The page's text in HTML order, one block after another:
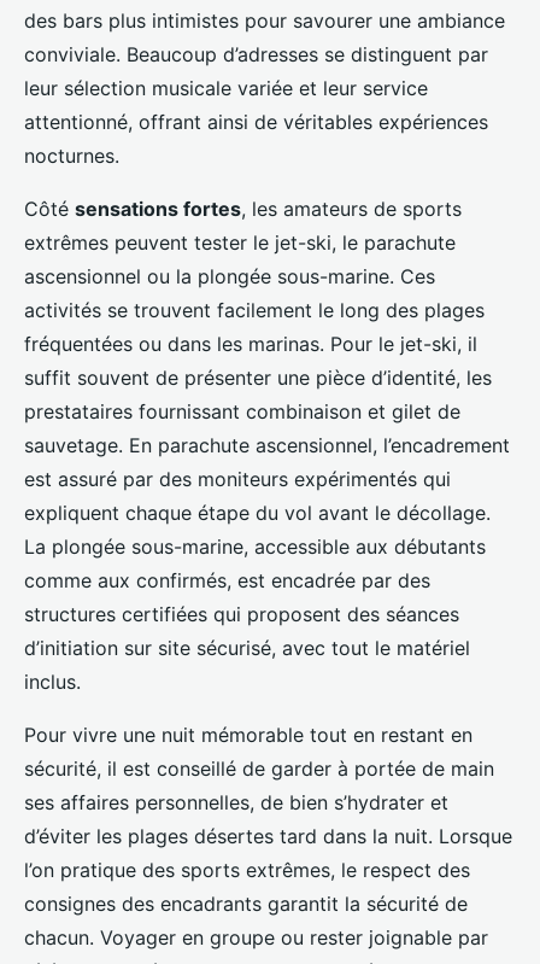
des bars plus intimistes pour savourer une ambiance
conviviale. Beaucoup d’adresses se distinguent par
leur sélection musicale variée et leur service
attentionné, offrant ainsi de véritables expériences
nocturnes.
Côté sensations fortes, les amateurs de sports
extrêmes peuvent tester le jet-ski, le parachute
ascensionnel ou la plongée sous-marine. Ces
activités se trouvent facilement le long des plages
fréquentées ou dans les marinas. Pour le jet-ski, il
suffit souvent de présenter une pièce d’identité, les
prestataires fournissant combinaison et gilet de
sauvetage. En parachute ascensionnel, l’encadrement
est assuré par des moniteurs expérimentés qui
expliquent chaque étape du vol avant le décollage.
La plongée sous-marine, accessible aux débutants
comme aux confirmés, est encadrée par des
structures certifiées qui proposent des séances
d’initiation sur site sécurisé, avec tout le matériel
inclus.
Pour vivre une nuit mémorable tout en restant en
sécurité, il est conseillé de garder à portée de main
ses affaires personnelles, de bien s’hydrater et
d’éviter les plages désertes tard dans la nuit. Lorsque
l’on pratique des sports extrêmes, le respect des
consignes des encadrants garantit la sécurité de
chacun. Voyager en groupe ou rester joignable par